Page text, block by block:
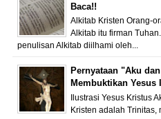
Baca!!
Alkitab Kristen Orang-
Alkitab itu firman
penulisan Alkitab diilhami oleh...
Pernyataan "Aku
Membuktikan Yesus
Ilustrasi Yesus Kristus
Kristen adalah Trinitas,